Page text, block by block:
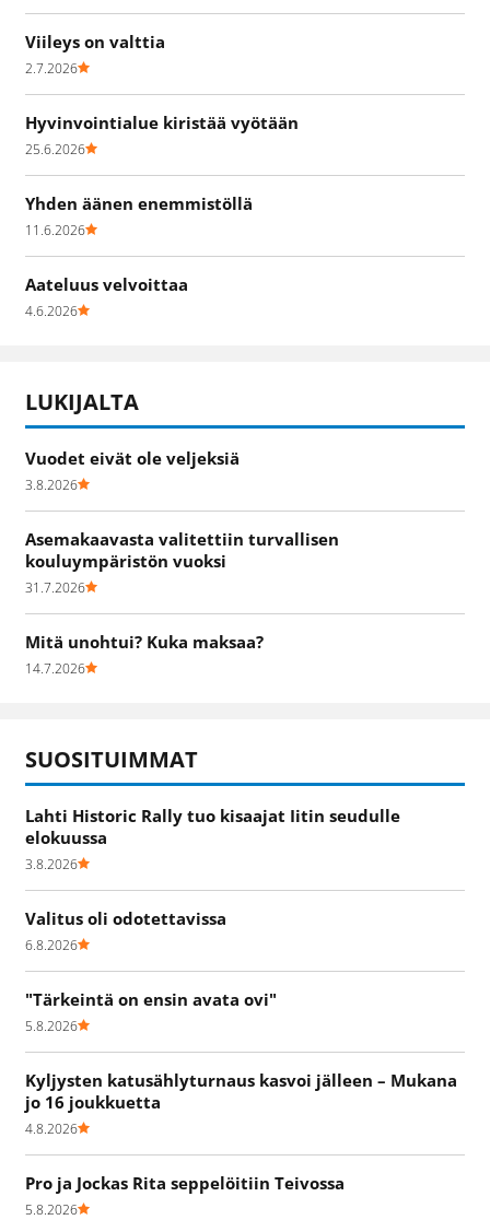
Viileys on valttia
2.7.2026
Hyvinvointialue kiristää vyötään
25.6.2026
Yhden äänen enemmistöllä
11.6.2026
Aateluus velvoittaa
4.6.2026
LUKIJALTA
Vuodet eivät ole veljeksiä
3.8.2026
Asemakaavasta valitettiin turvallisen
kouluympäristön vuoksi
31.7.2026
Mitä unohtui? Kuka maksaa?
14.7.2026
SUOSITUIMMAT
Lahti Historic Rally tuo kisaajat Iitin seudulle
elokuussa
3.8.2026
Valitus oli odotettavissa
6.8.2026
"Tärkeintä on ensin avata ovi"
5.8.2026
Kyljysten katusählyturnaus kasvoi jälleen – Mukana
jo 16 joukkuetta
4.8.2026
Pro ja Jockas Rita seppelöitiin Teivossa
5.8.2026